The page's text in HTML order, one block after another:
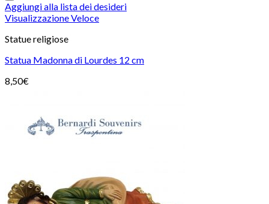
Aggiungi alla lista dei desideri
Visualizzazione Veloce
Statue religiose
Statua Madonna di Lourdes 12 cm
8,50€